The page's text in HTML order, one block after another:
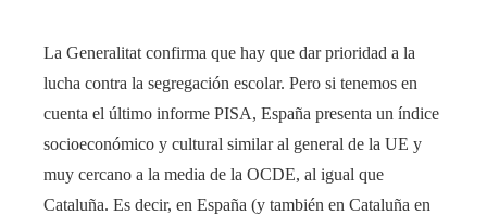
La Generalitat confirma que hay que dar prioridad a la
lucha contra la segregación escolar. Pero si tenemos en
cuenta el último informe PISA, España presenta un índice
socioeconómico y cultural similar al general de la UE y
muy cercano a la media de la OCDE, al igual que
Cataluña. Es decir, en España (y también en Cataluña en